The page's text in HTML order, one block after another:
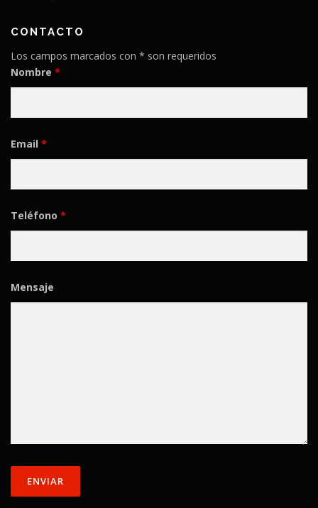
CONTACTO
Los campos marcados con * son requeridos
Nombre *
Email *
Teléfono *
Mensaje